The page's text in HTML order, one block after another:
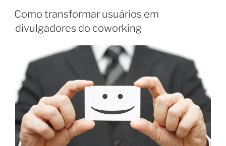
Como transformar usuários em
divulgadores do coworking